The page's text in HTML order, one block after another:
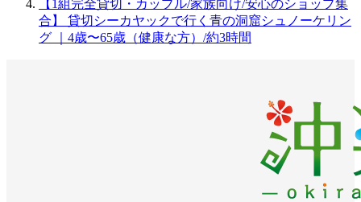
【1組完全貸切・カップル/家族向け/安心のショップ集
合】 貸切シーカヤックで行く青の洞窟シュノーケリン
グ ｜4歳〜65歳（健康な方）/約3時間